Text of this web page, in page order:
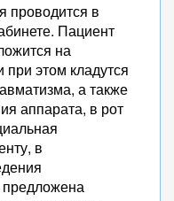
проводится в
Пациент
на
при этом кладутся
а также
аппарата, в рот
в